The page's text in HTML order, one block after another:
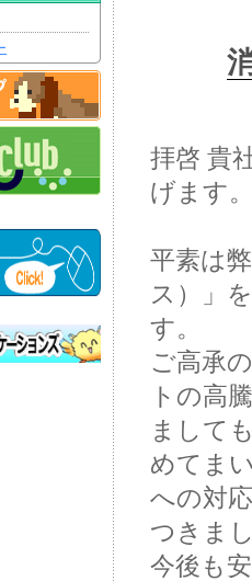
拝啓 貴
げます
平素は
ス）」
す。
ご高承
トの高
まして
めてま
への対
つきま
今後も